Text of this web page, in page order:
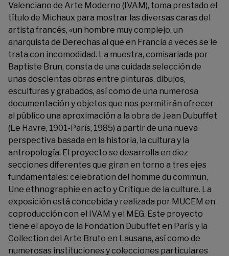
Valenciano de Arte Moderno (IVAM), toma prestado el
título de Michaux para mostrar las diversas caras del
artista francés, «un hombre muy complejo, un
anarquista de Derechas al que en Francia a veces se le
trata con incomodidad. La muestra, comisariada por
Baptiste Brun, consta de una cuidada selección de
unas doscientas obras entre pinturas, dibujos,
esculturas y grabados, así como de una numerosa
documentación y objetos que nos permitirán ofrecer
al público una aproximación a la obra de Jean Dubuffet
(Le Havre, 1901-París, 1985) a partir de una nueva
perspectiva basada en la historia, la cultura y la
antropología. El proyecto se desarrolla en diez
secciones diferentes que giran en torno a tres ejes
fundamentales: celebration del homme du commun,
Une ethnographie en acto y Critique de la culture. La
exposición está concebida y realizada por MUCEM en
coproducción con el IVAM y el MEG. Este proyecto
tiene el apoyo de la Fondation Dubuffet en París y la
Collection del Arte Bruto en Lausana, así como de
numerosas instituciones y colecciones particulares